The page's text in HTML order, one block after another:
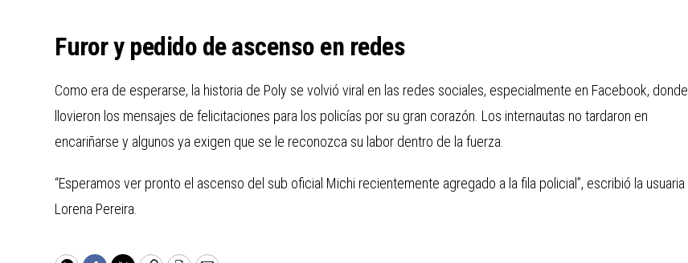
Furor y pedido de ascenso en redes
Como era de esperarse, la historia de Poly se volvió viral en las redes sociales, especialmente en Facebook, donde
llovieron los mensajes de felicitaciones para los policías por su gran corazón. Los internautas no tardaron en
encariñarse y algunos ya exigen que se le reconozca su labor dentro de la fuerza.
“Esperamos ver pronto el ascenso del sub oficial Michi recientemente agregado a la fila policial”, escribió la usuaria
Lorena Pereira.